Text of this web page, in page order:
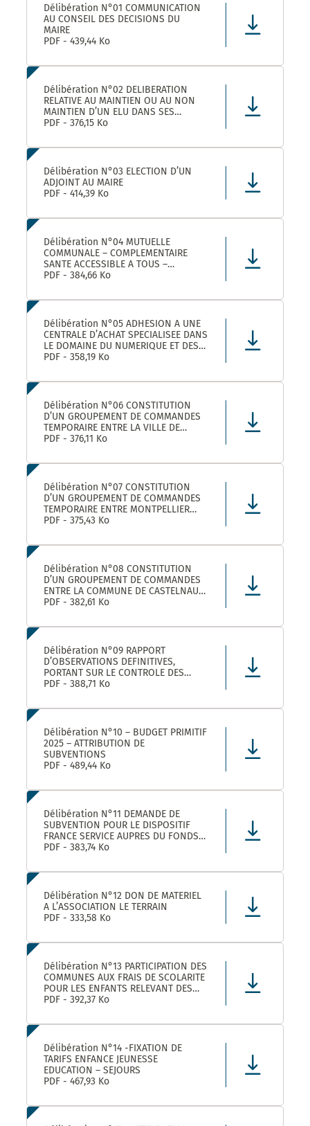
Délibération N°01 COMMUNICATION
AU CONSEIL DES DECISIONS DU
MAIRE
PDF - 439,44 Ko
Délibération N°02 DELIBERATION
RELATIVE AU MAINTIEN OU AU NON
MAINTIEN D’UN ELU DANS SES
FONCTIONS D’ADJOINT AU MAIRE
PDF - 376,15 Ko
Délibération N°03 ELECTION D’UN
ADJOINT AU MAIRE
PDF - 414,39 Ko
Délibération N°04 MUTUELLE
COMMUNALE – COMPLEMENTAIRE
SANTE ACCESSIBLE A TOUS –
CONVENTION DE PARTENARIAT AVEC
APPROBATION ET AUTORISATION DE
PDF - 384,66 Ko
Délibération N°05 ADHESION A UNE
CENTRALE D’ACHAT SPECIALISEE DANS
LE DOMAINE DU NUMERIQUE ET DES
TELECOMS DENOMMEE « CANUT »
PDF - 358,19 Ko
Délibération N°06 CONSTITUTION
D’UN GROUPEMENT DE COMMANDES
TEMPORAIRE ENTRE LA VILLE DE
MONTPELLIER, LA COMMUNE DE
AUTRES ACHETEURS PUBLICS POUR
ADMINISTRATIVES DE BUREAU –
ADHÉSION AU GROUPEMENT DE CO
PDF - 376,11 Ko
Délibération N°07 CONSTITUTION
D’UN GROUPEMENT DE COMMANDES
TEMPORAIRE ENTRE MONTPELLIER
MEDITERRANEE METROPOLE, LA VILLE
AUTRES ACHETEURS PUBLICS POUR LA
MATERIELS D’ENTRETIEN DES LOCAUX
– ADHÉS
PDF - 375,43 Ko
Délibération N°08 CONSTITUTION
D’UN GROUPEMENT DE COMMANDES
ENTRE LA COMMUNE DE CASTELNAU-
LE-LEZ, LE CENTRE COMMUNAL
LEZ ET SES ETABLISSEMENTS
LIVRAISON ET LA GESTION DE TITRES
RESTAURANT E
PDF - 382,61 Ko
Délibération N°09 RAPPORT
D’OBSERVATIONS DEFINITIVES,
PORTANT SUR LE CONTROLE DES
COMPTES ET DE LA GESTION DE
METROPOLE AU TITRE DES EXERCICES
PDF - 388,71 Ko
Délibération N°10 – BUDGET PRIMITIF
2025 – ATTRIBUTION DE
SUBVENTIONS
PDF - 489,44 Ko
Délibération N°11 DEMANDE DE
SUBVENTION POUR LE DISPOSITIF
FRANCE SERVICE AUPRES DU FONDS
NATIONAL D’AMENAGEMENT ET DE
DU FONDS NATIONAL FRANCE
PDF - 383,74 Ko
Délibération N°12 DON DE MATERIEL
A L’ASSOCIATION LE TERRAIN
PDF - 333,58 Ko
Délibération N°13 PARTICIPATION DES
COMMUNES AUX FRAIS DE SCOLARITE
POUR LES ENFANTS RELEVANT DES
DISPOSITIFS ULISS ET DAR
CASTELNAUVIENNES
PDF - 392,37 Ko
Délibération N°14 -FIXATION DE
TARIFS ENFANCE JEUNESSE
EDUCATION – SEJOURS
PDF - 467,93 Ko